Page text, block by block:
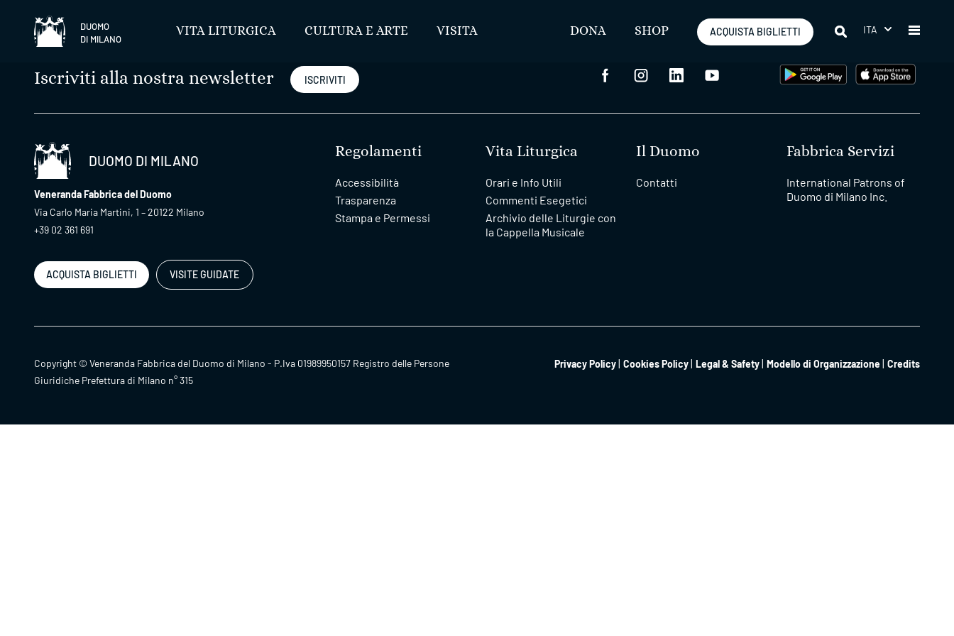
DUOMO
DI MILANO
VITA LITURGICA CULTURA E ARTE VISITA DONA SHOP ACQUISTA BIGLIETTI ITA
Iscriviti alla nostra newsletter ISCRIVITI
DUOMO DI MILANO
Veneranda Fabbrica del Duomo
Via Carlo Maria Martini, 1 – 20122 Milano
+39 02 361 691
ACQUISTA BIGLIETTI VISITE GUIDATE
Regolamenti
Accessibilità
Trasparenza
Stampa e Permessi
Vita Liturgica
Orari e Info Utili
Commenti Esegetici
Archivio delle Liturgie con
la Cappella Musicale
Il Duomo
Contatti
Fabbrica Servizi
International Patrons of
Duomo di Milano Inc.
Copyright © Veneranda Fabbrica del Duomo di Milano - P.Iva 01989950157 Registro delle Persone
Giuridiche Prefettura di Milano n° 315
Privacy Policy Cookies Policy Legal & Safety Modello di Organizzazione Credits